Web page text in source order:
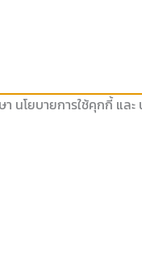
นโยบายการใช้คุกกี้ แล